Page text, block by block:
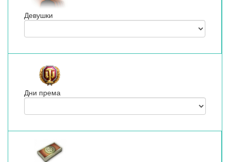
Девушки
Дни према